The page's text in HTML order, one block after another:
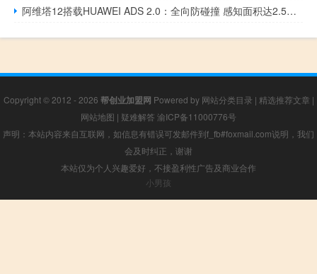
阿维塔12搭载HUAWEI ADS 2.0：全向防碰撞 感知面积达2.5个足球场
Copyright © 2012 - 2026 帮创业加盟网 Powered by 网站分类目录 | 精选推荐文章 |
网站地图 | 疑难解答 渝ICP备11000776号
声明：本站内容来自互联网，如信息有错误可发邮件到f_fb#foxmail.com说明，我们
会及时纠正，谢谢
本站仅为个人兴趣爱好，不接盈利性广告及商业合作
小男孩